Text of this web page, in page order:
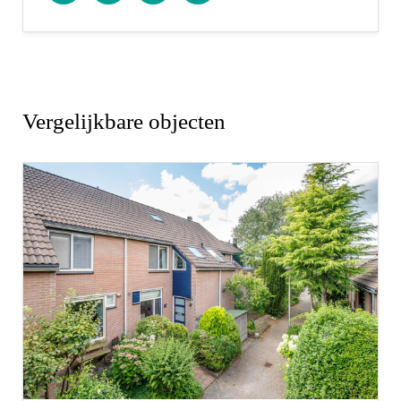
manier van meten toe te passen voor het geven
Meetinstructie sluit verschillen in meetuitkomsten
niet volledig uit, door bijvoorbeeld
interpretatieverschillen, afrondingen of
beperkingen bij het uitvoeren van de meting.
Rechtsgeldige koopovereenkomst pas ná
ondertekening:
Een mondelinge overeenstemming tussen de
particuliere verkoper en de particuliere koper is niet
Vergelijkbare objecten